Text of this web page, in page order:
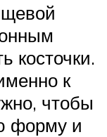
косточки.
к
чтобы
форму и